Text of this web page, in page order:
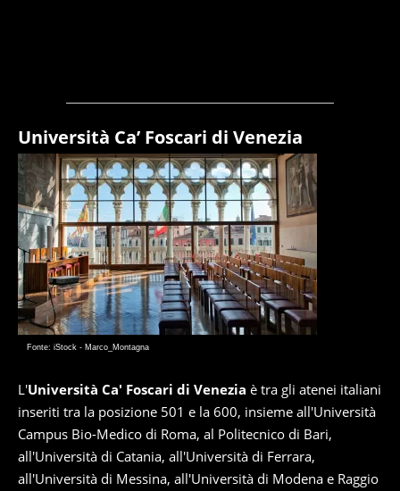
Università Ca’ Foscari di Venezia
Fonte: iStock - Marco_Montagna
L'Università Ca' Foscari di Venezia è tra gli atenei italiani
inseriti tra la posizione 501 e la 600, insieme all'Università
Campus Bio-Medico di Roma, al Politecnico di Bari,
all'Università di Catania, all'Università di Ferrara,
all'Università di Messina, all'Università di Modena e Raggio